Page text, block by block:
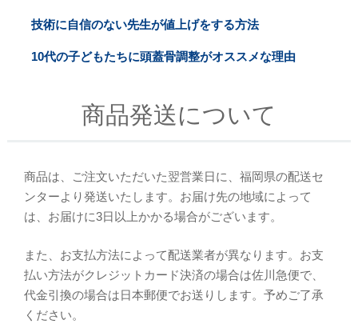
技術に自信のない先生が値上げをする方法
10代の子どもたちに頭蓋骨調整がオススメな理由
商品発送について
商品は、ご注文いただいた翌営業日に、福岡県の配送セ
ンターより発送いたします。お届け先の地域によって
は、お届けに3日以上かかる場合がございます。
また、お支払方法によって配送業者が異なります。お支
払い方法がクレジットカード決済の場合は佐川急便で、
代金引換の場合は日本郵便でお送りします。予めご了承
ください。